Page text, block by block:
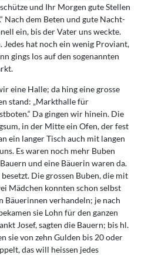
und Ihr Morgen gute Stellen
Nach dem Beten und gute Nacht-
ein, bis der Vater uns weckte.
Jedes hat noch ein wenig Proviant,
gings los auf den sogenannten
eine Halle; da hing eine grosse
stand: „Markthalle für
Da gingen wir hinein. Die
in der Mitte ein Ofen, der fest
ein langer Tisch auch mit langen
Es waren noch mehr Buben
und eine Bäuerin waren da.
Die grossen Buben, die mit
Mädchen konnten schon selbst
Bäuerinnen verhandeln; je nach
sie Lohn für den ganzen
Josef, sagten die Bauern; bis hl.
sie von zehn Gulden bis 20 oder
das will heissen jedes